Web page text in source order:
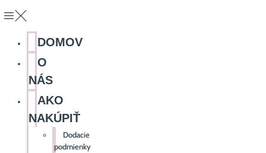
DOMOV
O
NÁS
AKO
NAKÚPIŤ
Dodacie
podmienky